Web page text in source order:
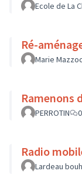
Ecole de La
Ré-
Marie
Ramenons
PERROTIN 0
Radio
Lardeau